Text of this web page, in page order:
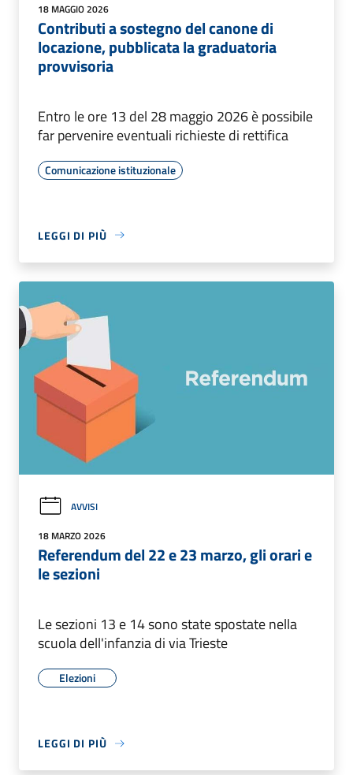
18 MAGGIO 2026
Contributi a sostegno del canone di
locazione, pubblicata la graduatoria
provvisoria
Entro le ore 13 del 28 maggio 2026 è possibile
far pervenire eventuali richieste di rettifica
Comunicazione istituzionale
LEGGI DI PIÙ
AVVISI
18 MARZO 2026
Referendum del 22 e 23 marzo, gli orari e
le sezioni
Le sezioni 13 e 14 sono state spostate nella
scuola dell'infanzia di via Trieste
Elezioni
LEGGI DI PIÙ